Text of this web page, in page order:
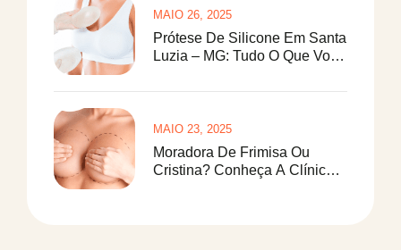
Prótese De Silicone Em Santa
Luzia – MG: Tudo O Que Você
MAIO 26, 2025
Moradora De Frimisa Ou
Cristina? Conheça A Clínica
MAIO 23, 2025